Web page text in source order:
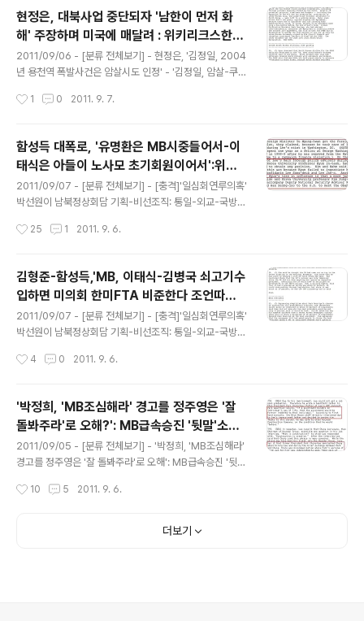
심회연루의혹' 박선원이 남북정상회담 기획-비선조직: 통
일-외교-국방 모두 따돌려:위키리크스 한국전문 2011/1
2/21 - [분류 전체보기] - 김정일 사망시간, '오전 8시 30
분'설 근거없다 - 전 북한매체 단지 '8시 30분'으로 보도 2
011/12/20 - [분류 전체보기] - 김정일사망 오전인가? 오
년 4월 용천역에서 발생한 대..
현정은, 대북사업 중단되자 '남한이 먼저 화
해' 주장하며 미국에 매달려 : 위키리크스한국
전문
2011/09/06 - [분류 전체보기] - 현정은, '김정일, 2004
년 용천역 폭발사건은 암살시도 인정' - '김정일, 암살-쿠데
[위키리크스] - 현정은, '북보다 남이 더 큰 장애'불평-김정
류 전체보기] - [충격]'일심회연루의혹' 박선원이 남북정상
회담 기획-비선조직: 통일-외교-국방 모두 따돌려:위키리
크스 한국전문 현정은 현대그룹회장이 대북사업이 전면중
단되자 미국에 어려움을 호소하고 미국의 힘을 빌리려 했
던 것으로 드러났습니다 현정은 현대그룹회장은 지난 200
만나 금강산민간인 사살사건에 대한 북한의 공식사과를 ..
1 0 2011. 9. 7.
함성득 대폭로, '유명환은 MB시중들어서-이
태식은 아들이 노사모 초기회원이어서':위키
리크스 한국전문
2011/09/07 - [분류 전체보기] - [충격]'일심회연루의혹'
박선원이 남북정상회담 기획-비선조직: 통일-외교-국방
려진 함성득 고려대교수가 주미대사관 관계자를 만나 '유
이태식주미대사는 아들이 노사모초기회원이어서' 각각 요
직을 맡았다고 말한 것으로 드러났습니다 '인사비밀 대폭
로'라는 말이 어울릴 정도로 함교수는 정부요직인사 문제
점을 속속들이 말했으며 MB와 MB형 이상득의원이 큰 영
향력을 행사하므로 주요요직이 노령화되고 있다고 지적하
상세히 국무부에 보고하면서도 함교수에 대해 그 자신이
25 1 2011. 9. 6.
김형준-함성득,'MB, 이태식-김병국 쇠고기수
입하면 미의회 한미FTA 비준한다 조언따르
다 대실수' - 위키리크스 한국전문
2011/09/07 - [분류 전체보기] - [충격]'일심회연루의혹'
박선원이 남북정상회담 기획-비선조직: 통일-외교-국방
쇠고기를 수입하면 미의회가 한미FTAF를 비준할 것이라
중대한 실수를 했다고 국내학자들이 미국측에 이야기한 것
으로 드러났습니다 또 박근혜 전 한나라당 대표가 2012년
대선에서 승리할 수 있을지에 대해서는 회의적으로 평가했
으며 반박세력이 정몽준지지를 위해 한데 뭉칠 것으로 전
망했고 대통령권한을 줄이고 총리가 국정을 운영하는 포르
B집권 1년이 채 되지 않은 지난 2009년 1월 7일자 전문
4 0 2011. 9. 6.
'박정희, 'MB조심해라' 경고를 정주영은 '잘
돌봐주라'로 오해?': MB급속승진 '뒷말'소개
-위키리크스전문
2011/09/05 - [분류 전체보기] - '박정희, 'MB조심해라'
경고를 정주영은 '잘 돌봐주라'로 오해': MB급속승진 '뒷
- 함성득 대폭로, '유명환은 MB시중들어서-이태식은 아들
9/05 - [분류 전체보기] - 김형준-함성득,'MB, 이태식-김
10 5 2011. 9. 6.
더보기